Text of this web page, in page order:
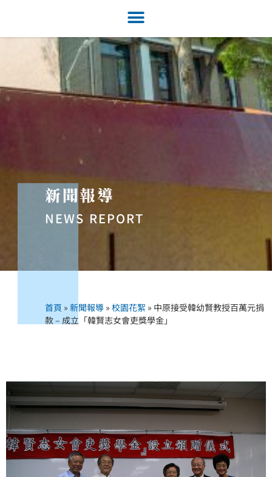
新聞報導
NEWS REPORT
首頁 »新聞報導 »校園花絮 » 中原接受韓幼賢教授百萬元捐
款 – 成立「韓賢志女會吏獎學金」